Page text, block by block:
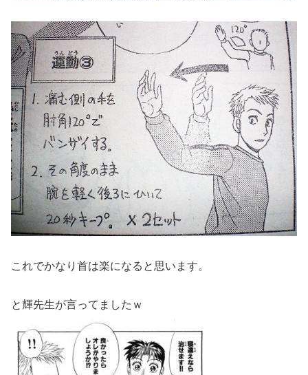
これでかなり首は楽になると思います。
と輝先生が言ってましたｗ